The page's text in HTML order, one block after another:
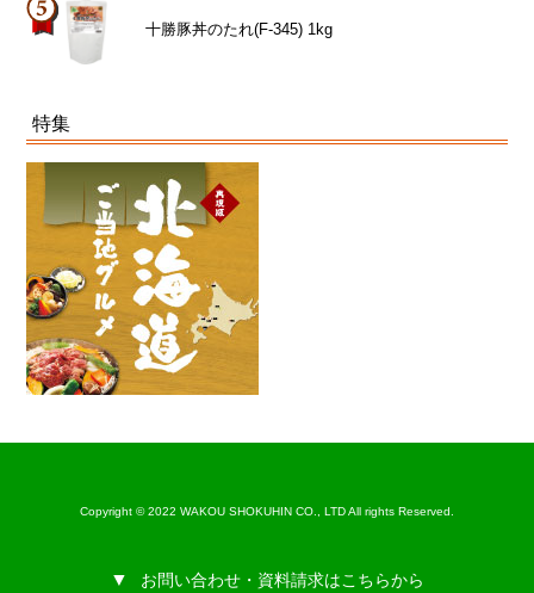
十勝豚丼のたれ(F-345) 1kg
特集
お問い合わせ・資料請求はこちらから
Copyright © 2022 WAKOU SHOKUHIN CO., LTD All rights Reserved.